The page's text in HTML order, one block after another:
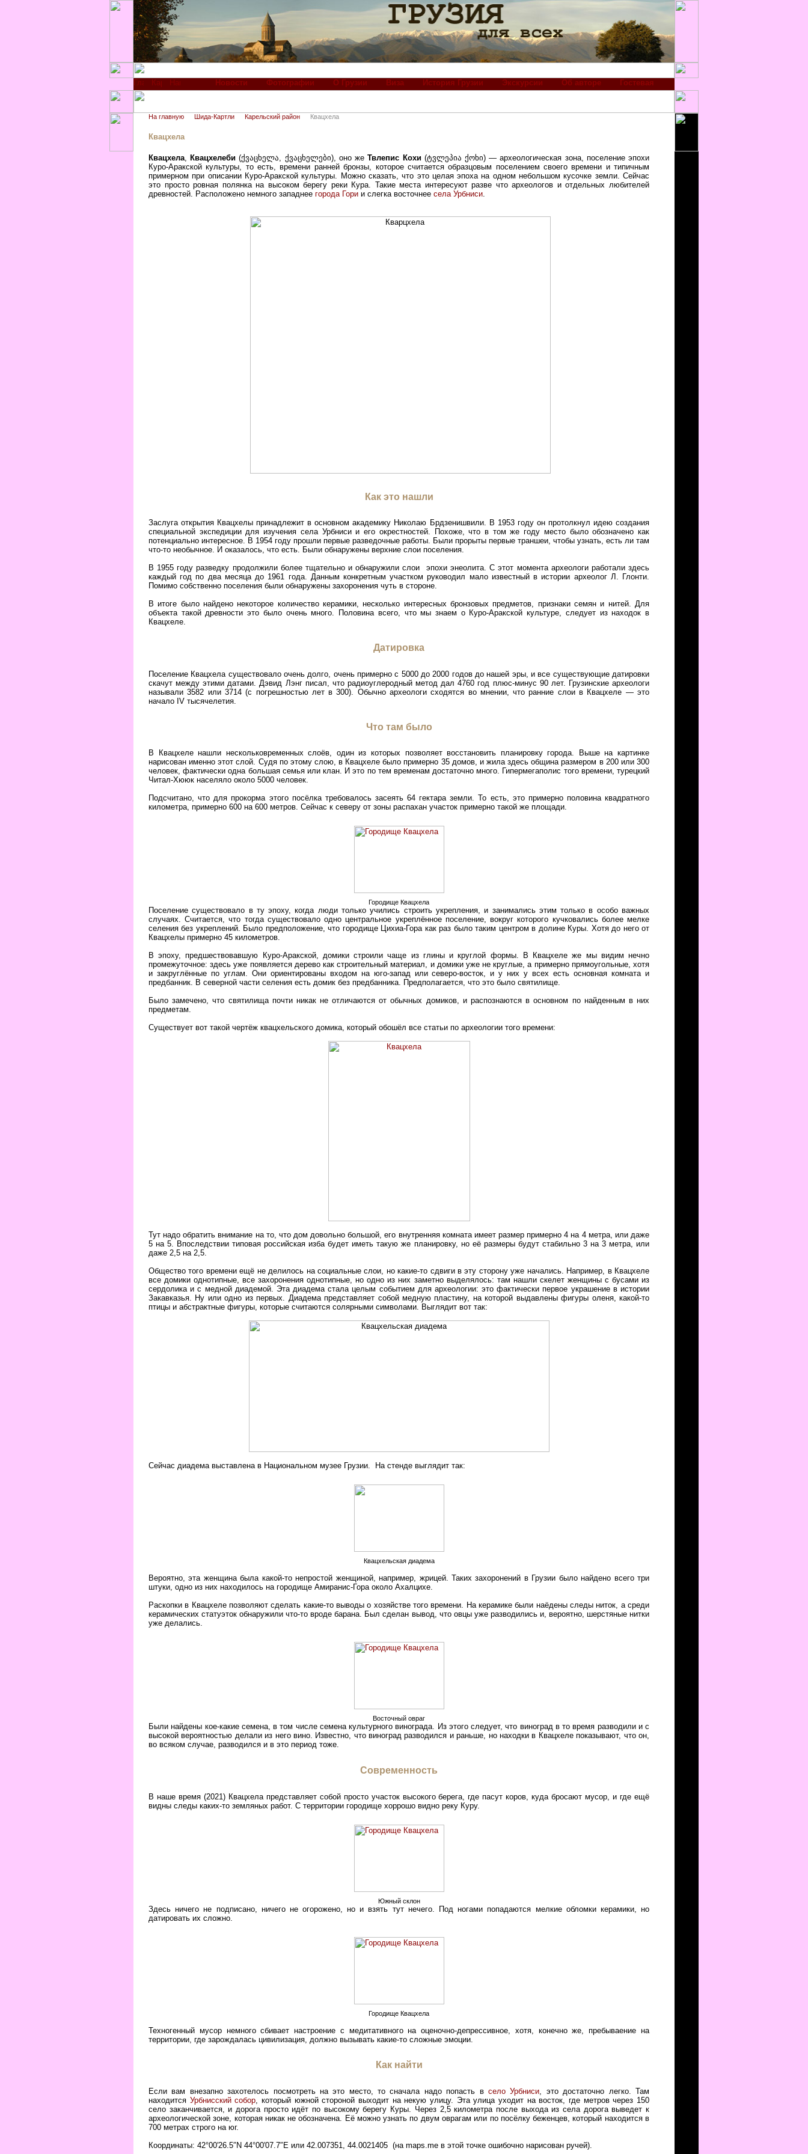
Новости Фотографии О Грузии Виза История Грузии Экскурсии Об авторе Гостевая
На главную Шида-Картли Карельский район Квацхела
Квацхела
Квацхела, Квацхелеби (ქვაცხელა, ქვაცხელები), оно жеТвлепис Кохи(ტვლეპია ქოხი) — археологическая зона, поселение эпохи
Куро-Аракской культуры, то есть, времени ранней бронзы, которое считается образцовым поселением своего времени и типичным
примерном при описании Куро-Аракской культуры. Можно сказать, что это целая эпоха на одном небольшом кусочке земли. Сейчас
это просто ровная полянка на высоком берегу реки Кура. Такие места интересуют разве что археологов и отдельных любителей
древностей. Расположено немного западнее города Гори и слегка восточнее села Урбниси.
Как это нашли
Заслуга открытия Квацхелы принадлежит в основном академику Николаю Брдзенишвили. В 1953 году он протолкнул идею создания
специальной экспедиции для изучения села Урбниси и его окрестностей. Похоже, что в том же году место было обозначено как
потенциально интересное. В 1954 году прошли первые разведочные работы. Были прорыты первые траншеи, чтобы узнать, есть ли там
что-то необычное. И оказалось, что есть. Были обнаружены верхние слои поселения.
В 1955 году разведку продолжили более тщательно и обнаружили слои эпохи энеолита. С этот момента археологи работали здесь
каждый год по два месяца до 1961 года. Данным конкретным участком руководил мало известный в истории археолог Л. Глонти.
Помимо собственно поселения были обнаружены захоронения чуть в стороне.
В итоге было найдено некоторое количество керамики, несколько интересных бронзовых предметов, признаки семян и нитей. Для
объекта такой древности это было очень много. Половина всего, что мы знаем о Куро-Аракской культуре, следует из находок в
Квацхеле.
Датировка
Поселение Квацхела существовало очень долго, очень примерно с 5000 до 2000 годов до нашей эры, и все существующие датировки
скачут между этими датами. Дэвид Лэнг писал, что радиоуглеродный метод дал 4760 год плюс-минус 90 лет. Грузинские археологи
называли 3582 или 3714 (с погрешностью лет в 300). Обычно археологи сходятся во мнении, что ранние слои в Квацхеле — это
начало IV тысячелетия.
Что там было
В Квацхеле нашли нескольковременных слоёв, один из которых позволяет восстановить планировку города. Выше на картинке
нарисован именно этот слой. Судя по этому слою, в Квацхеле было примерно 35 домов, и жила здесь община размером в 200 или 300
человек, фактически одна большая семья или клан. И это по тем временам достаточно много. Гипермегаполис того времени, турецкий
Читал-Хююк населяло около 5000 человек.
Подсчитано, что для прокорма этого посёлка требовалось засеять 64 гектара земли. То есть, это примерно половина квадратного
километра, примерно 600 на 600 метров. Сейчас к северу от зоны распахан участок примерно такой же площади.
Городище Квацхела
Поселение существовало в ту эпоху, когда люди только учились строить укрепления, и занимались этим только в особо важных
случаях. Считается, что тогда существовало одно центральное укреплённое поселение, вокруг которого кучковались более мелке
селения без укреплений. Было предположение, что городище Цихиа-Гора как раз было таким центром в долине Куры. Хотя до него от
Квацхелы примерно 45 километров.
В эпоху, предшествовавшую Куро-Аракской, домики строили чаще из глины и круглой формы. В Квацхеле же мы видим нечно
промежуточное: здесь уже появляется дерево как строительный материал, и домики уже не круглые, а примерно прямоугольные, хотя
и закруглённые по углам. Они ориентированы входом на юго-запад или северо-восток, и у них у всех есть основная комната и
предбанник. В северной части селения есть домик без предбанника. Предполагается, что это было святилище.
Было замечено, что святилища почти никак не отличаются от обычных домиков, и распознаются в основном по найденным в них
предметам.
Существует вот такой чертёж квацхельского домика, который обошёл все статьи по археологии того времени:
Тут надо обратить внимание на то, что дом довольно большой, его внутренняя комната имеет размер примерно 4 на 4 метра, или даже
5 на 5. Впоследствии типовая российская изба будет иметь такую же планировку, но её размеры будут стабильно 3 на 3 метра, или
даже 2,5 на 2,5.
Общество того времени ещё не делилось на социальные слои, но какие-то сдвиги в эту сторону уже начались. Например, в Квацхеле
все домики однотипные, все захоронения однотипные, но одно из них заметно выделялось: там нашли скелет женщины с бусами из
сердолика и с медной диадемой. Эта диадема стала целым событием для археологии: это фактически первое украшение в истории
Закавказья. Ну или одно из первых. Диадема представляет собой медную пластину, на которой выдавлены фигуры оленя, какой-то
птицы и абстрактные фигуры, которые считаются солярными символами. Выглядит вот так:
Сейчас диадема выставлена в Национальном музее Грузии. На стенде выглядит так:
Квацхельская диадема
Вероятно, эта женщина была какой-то непростой женщиной, например, жрицей. Таких захоронений в Грузии было найдено всего три
штуки, одно из них находилось на городище Амиранис-Гора около Ахалцихе.
Раскопки в Квацхеле позволяют сделать какие-то выводы о хозяйстве того времени. На керамике были наёдены следы ниток, а среди
керамических статуэток обнаружили что-то вроде барана. Был сделан вывод, что овцы уже разводились и, вероятно, шерстяные нитки
уже делались.
Восточный овраг
Были найдены кое-какие семена, в том числе семена культурного винограда. Из этого следует, что виноград в то время разводили и с
высокой вероятностью делали из него вино. Известно, что виноград разводился и раньше, но находки в Квацхеле показывают, что он,
во всяком случае, разводился и в это период тоже.
Современность
В наше время (2021) Квацхела представляет собой просто участок высокого берега, где пасут коров, куда бросают мусор, и где ещё
видны следы каких-то земляных работ. С территории городище хоррошо видно реку Куру.
Южный склон
Здесь ничего не подписано, ничего не огорожено, но и взять тут нечего. Под ногами попадаются мелкие обломки керамики, но
датировать их сложно.
Городище Квацхела
Техногенный мусор немного сбивает настроение с медитативного на оценочно-депрессивное, хотя, конечно же, пребываение на
территории, где зарождалась цивилизация, должно вызывать какие-то сложные эмоции.
Как найти
Если вам внезапно захотелось посмотреть на это место, то сначала надо попасть всело Урбниси, это достаточно легко. Там
находится Урбнисский собор, который южной стороной выходит на некую улицу. Эта улица уходит на восток, где метров через 150
село заканчивается, и дорога просто идёт по высокому берегу Куры. Через 2,5 километра после выхода из села дорога выведет к
археологической зоне, которая никак не обозначена. Её можно узнать по двум оврагам или по посёлку беженцев, который находится в
700 метрах строго на юг.
Координаты: 42°00′26.5″N 44°00′07.7″E или 42.007351, 44.0021405 (на maps.me в этой точке ошибочно нарисован ручей).